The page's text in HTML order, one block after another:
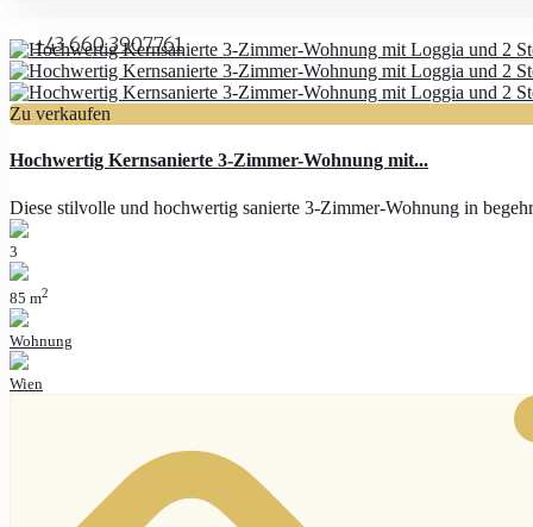
+43 660 3907761
Zu verkaufen
Hochwertig Kernsanierte 3-Zimmer-Wohnung mit...
Diese stilvolle und hochwertig sanierte 3-Zimmer-Wohnung in
3
85 m2
Wohnung
Wien